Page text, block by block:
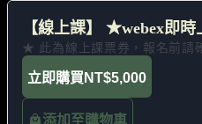
【線上課】 ★webex即
★ 此為線上課票券，報名前請
立即購買 NT$5,000
添加至購物車